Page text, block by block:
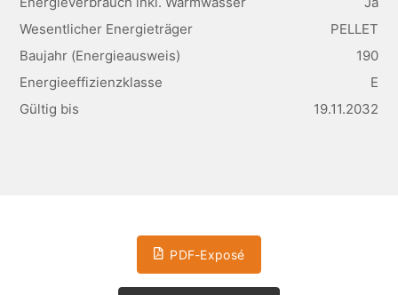
Wesentlicher Energieträger
PELLET
Baujahr (Energieausweis)
190
Energieeffizienzklasse
E
Gültig bis
19.11.2032
PDF-Exposé